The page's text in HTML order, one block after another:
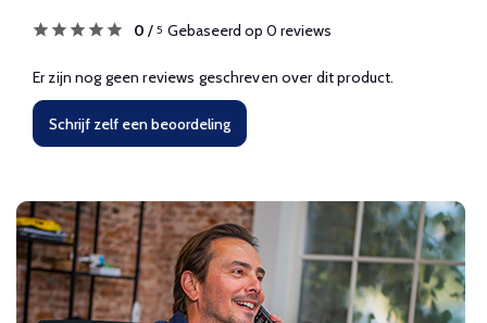
0 / 5 Gebaseerd op 0 reviews
Er zijn nog geen reviews geschreven over dit product.
Schrijf zelf een beoordeling